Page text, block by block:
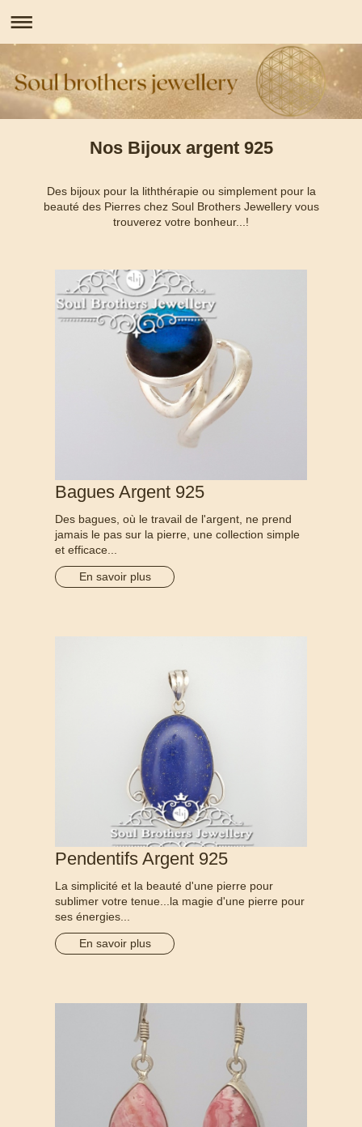
Nos Bijoux argent 925
Des bijoux pour la liththérapie ou simplement pour la
beauté des Pierres chez Soul Brothers Jewellery vous
trouverez votre bonheur...!
Bagues Argent 925
Des bagues, où le travail de l'argent, ne prend
jamais le pas sur la pierre, une collection simple
et efficace...
En savoir plus
Pendentifs Argent 925
La simplicité et la beauté d'une pierre pour
sublimer votre tenue...la magie d'une pierre pour
ses énergies...
En savoir plus